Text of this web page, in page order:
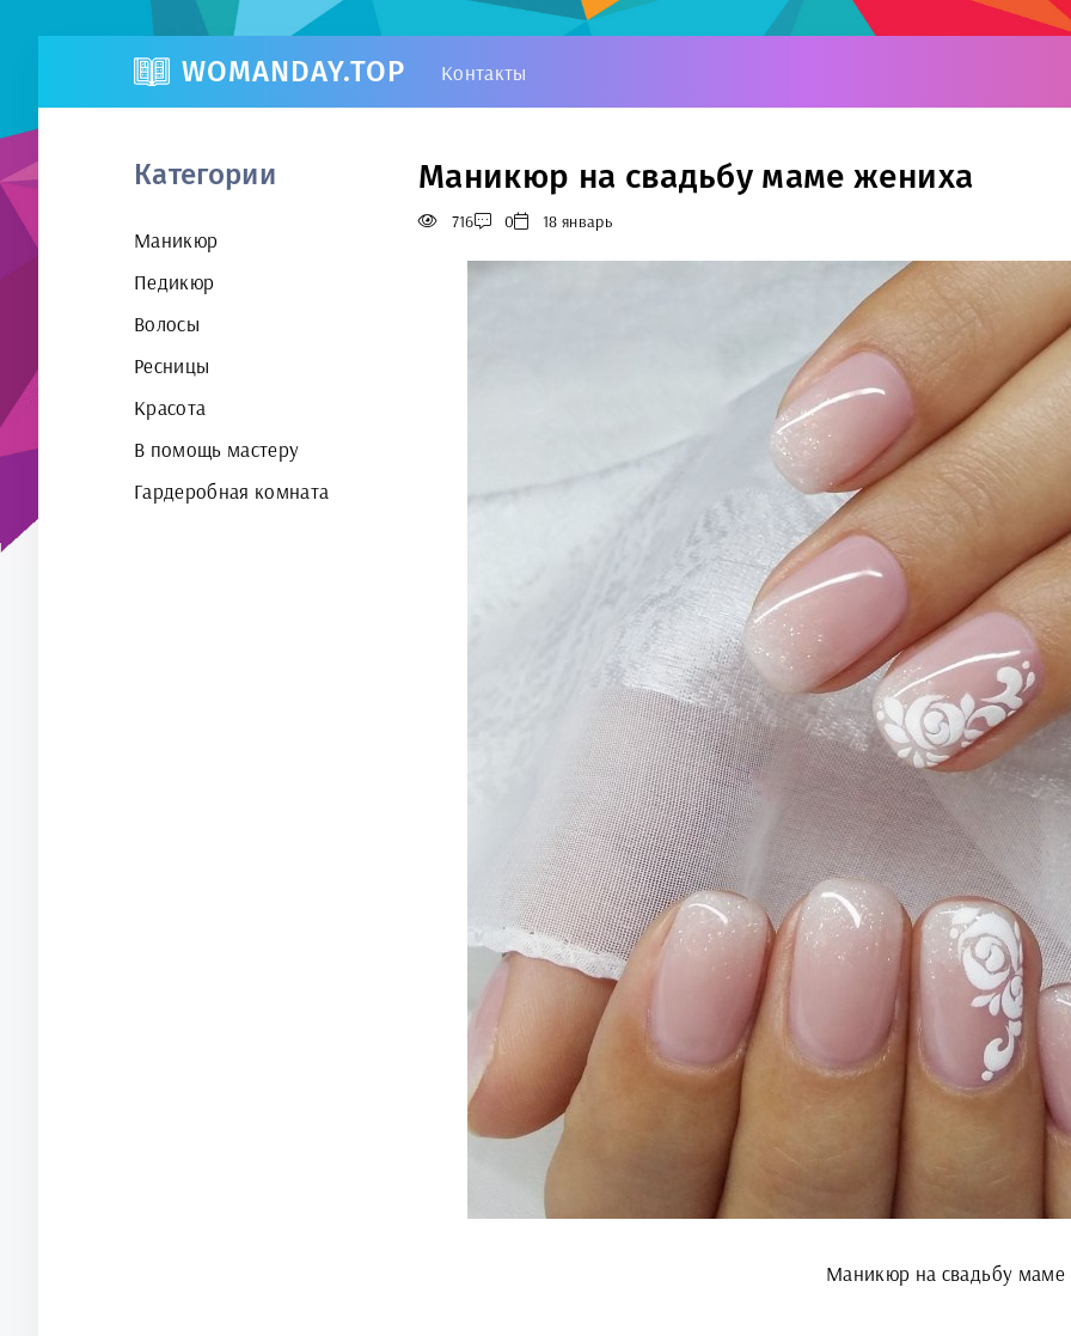
WOMANDAY.TOP Контакты
Категории
Маникюр
Педикюр
Волосы
Ресницы
Красота
В помощь мастеру
Гардеробная комната
Маникюр на свадьбу маме жениха
716 0 18 январь
Маникюр на свадьбу маме